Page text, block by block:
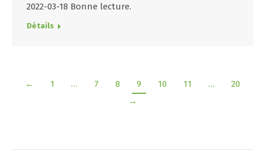
2022-03-18 Bonne lecture.
Détails
← 1 … 7 8 9 10 11 …
20
→